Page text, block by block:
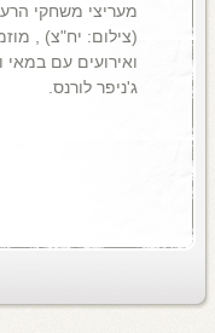
(צילום: יח"צ) ,
ואירועים עם
ג'ניפר לורנס.